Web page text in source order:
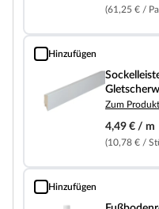
(61,25 € /
Hinzufügen
Sockelleiste Topline
Zum Produkt
4,49 € / m
(10,78 € /
Hinzufügen
Fußbodenreiniger für Parkett